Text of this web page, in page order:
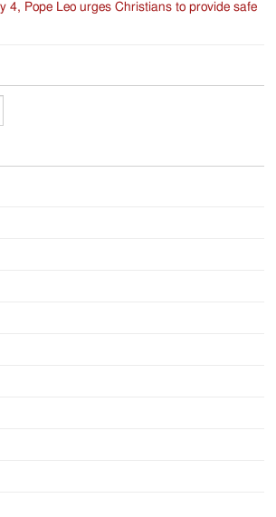
4, Pope Leo urges Christians to provide safe